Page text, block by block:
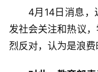
4月14日消息，
发社会关注和热议
烈反对，认为是浪费